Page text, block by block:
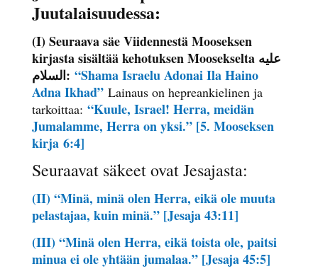
Juutalaisuudessa:
(I) Seuraava säe Viidennestä Mooseksen
kirjasta sisältää kehotuksen Moosekselta علیه
السلام: “Shama Israelu Adonai Ila Haino
Adna Ikhad” Lainaus on hepreankielinen ja
tarkoittaa: “Kuule, Israel! Herra, meidän
Jumalamme, Herra on yksi.” [5. Mooseksen
kirja 6:4]
Seuraavat säkeet ovat Jesajasta:
(II) “Minä, minä olen Herra, eikä ole muuta
pelastajaa, kuin minä.” [Jesaja 43:11]
(III) “Minä olen Herra, eikä toista ole, paitsi
minua ei ole yhtään jumalaa.” [Jesaja 45:5]